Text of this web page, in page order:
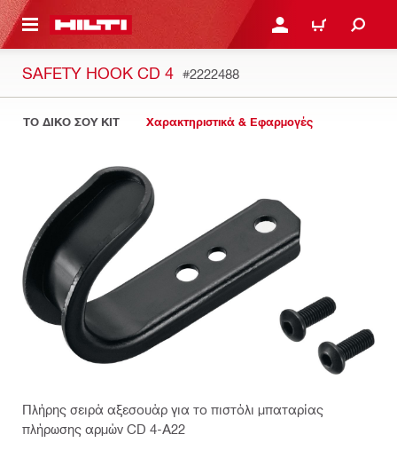
ΕΛΕΓΞΕΙΣ ΤΟ ΠΑΚΕΤΟ ΠΟΥ ΕΧΕΙΣ ΦΤΙΑΞΕΙ ΚΆΝΕ ΣΎΝΔΕΣΗ Ή
ΚΑΛΆΘΙ
SAFETY HOOK CD 4 #2222488
ΤΟ ΔΙΚΟ ΣΟΥ KIT Χαρακτηριστικά & Εφαρμογές
Πλήρης σειρά αξεσουάρ για το πιστόλι μπαταρίας
πλήρωσης αρμών CD 4-Α22